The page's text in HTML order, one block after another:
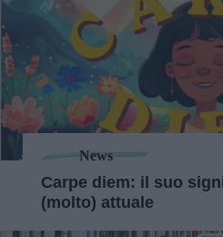
News
Carpe diem: il suo
(molto) attuale